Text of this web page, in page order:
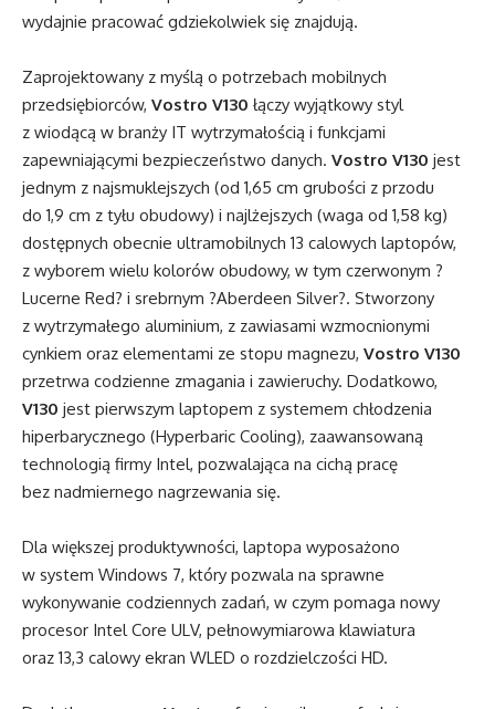
wydajnie pracować gdziekolwiek się znajdują.
Zaprojektowany z myślą o potrzebach mobilnych
przedsiębiorców, Vostro V130 łączy wyjątkowy styl
z wiodącą w branży IT wytrzymałością i funkcjami
zapewniającymi bezpieczeństwo danych. Vostro V130 jest
jednym z najsmuklejszych (od 1,65 cm grubości z przodu
do 1,9 cm z tyłu obudowy) i najlżejszych (waga od 1,58 kg)
dostępnych obecnie ultramobilnych 13 calowych laptopów,
z wyborem wielu kolorów obudowy, w tym czerwonym ?
Lucerne Red? i srebrnym ?Aberdeen Silver?. Stworzony
z wytrzymałego aluminium, z zawiasami wzmocnionymi
cynkiem oraz elementami ze stopu magnezu, Vostro V130
przetrwa codzienne zmagania i zawieruchy. Dodatkowo,
V130 jest pierwszym laptopem z systemem chłodzenia
hiperbarycznego (Hyperbaric Cooling), zaawansowaną
technologią firmy Intel, pozwalająca na cichą pracę
bez nadmiernego nagrzewania się.
Dla większej produktywności, laptopa wyposażono
w system Windows 7, który pozwala na sprawne
wykonywanie codziennych zadań, w czym pomaga nowy
procesor Intel Core ULV, pełnowymiarowa klawiatura
oraz 13,3 calowy ekran WLED o rozdzielczości HD.